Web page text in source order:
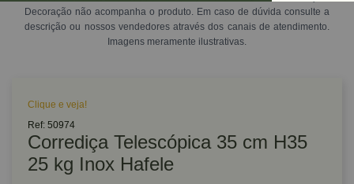
Decoração não acompanha o produto. Em caso de dúvida consulte a
descrição ou nossos vendedores através dos canais de atendimento.
Imagens meramente ilustrativas.
Clique e veja!
Ref: 50974
Corrediça Telescópica 35 cm H35
25 kg Inox Hafele